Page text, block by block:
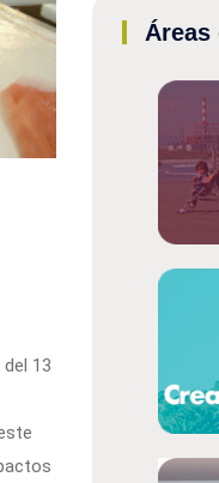
13
Áreas